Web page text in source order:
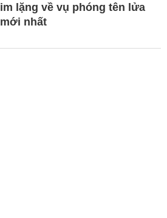
im lặng về vụ phóng tên lửa
mới nhất